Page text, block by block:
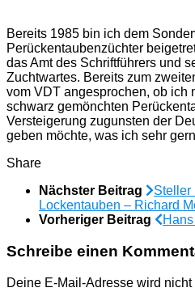
Bereits 1985 bin ich dem
Perückentaubenzüchter
das Amt des Schriftführers und
Zuchtwartes. Bereits zum
vom VDT angesprochen, ob ich
schwarz gemönchten
Versteigerung zugunsten der
geben möchte, was ich sehr
Share
Nächster Beitrag
Steller
Lockentauben – Richard
Vorheriger Beitrag
Schreibe einen
Deine E-Mail-Adresse wird nicht